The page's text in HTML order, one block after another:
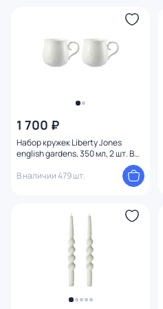
1 700 ₽
Набор кружек Liberty Jones
english gardens, 350 мл, 2 шт. BD-
В наличии 479 шт.